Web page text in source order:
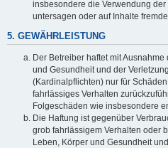
insbesondere die Verwendung
untersagen oder auf Inhalte
5. GEWÄHRLEISTUNG
Der Betreiber haftet mit
und Gesundheit und der
(Kardinalpflichten) nur für
fahrlässiges Verhalten
Folgeschäden wie insbesondere
Die Haftung ist gegenüber
grob fahrlässigem Verhalten oder
Leben, Körper und Gesundheit